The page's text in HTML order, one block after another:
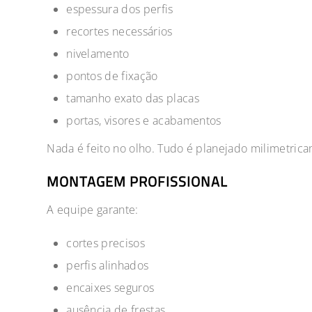
espessura dos perfis
recortes necessários
nivelamento
pontos de fixação
tamanho exato das placas
portas, visores e acabamentos
Nada é feito no olho. Tudo é planejado
MONTAGEM PROFISSIONAL
A equipe garante:
cortes precisos
perfis alinhados
encaixes seguros